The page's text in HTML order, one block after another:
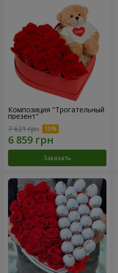
Композиция "Трогательный
презент"
7 621 грн
Заказать